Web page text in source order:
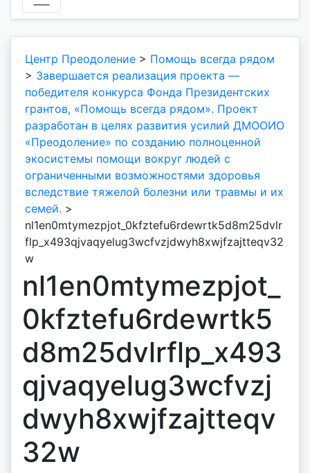
Центр Преодоление > Помощь всегда рядом
> Завершается реализация проекта —
победителя конкурса Фонда Президентских
грантов, «Помощь всегда рядом». Проект
разработан в целях развития усилий ДМООИО
«Преодоление» по созданию полноценной
экосистемы помощи вокруг людей с
ограниченными возможностями здоровья
вследствие тяжелой болезни или травмы и их
семей. >
nl1en0mtymezpjot_0kfztefu6rdewrtk5d8m25dvlr
flp_x493qjvaqyelug3wcfvzjdwyh8xwjfzajtteqv32
w
nl1en0mtymezpjot_
0kfztefu6rdewrtk5
d8m25dvlrflp_x493
qjvaqyelug3wcfvzj
dwyh8xwjfzajtteqv
32w